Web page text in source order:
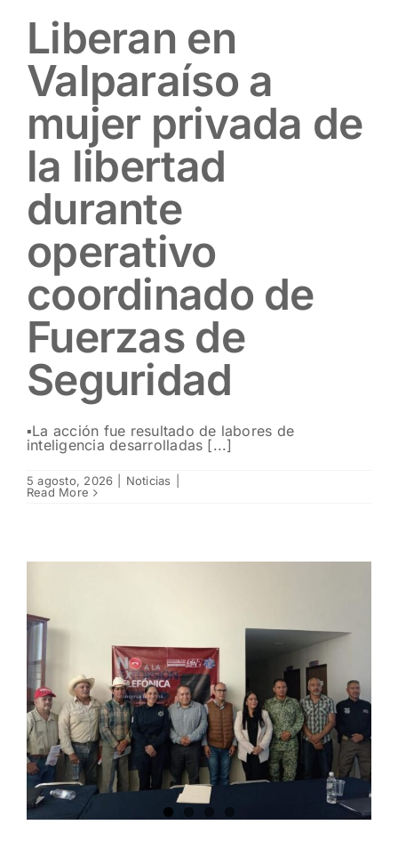
Liberan en
Valparaíso a
mujer privada de
la libertad
durante
operativo
coordinado de
Fuerzas de
Seguridad
▪️La acción fue resultado de labores de
inteligencia desarrolladas [...]
5 agosto, 2026 Noticias
Read More